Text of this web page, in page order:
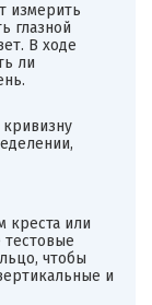
измерить
глазной
В ходе
ли
креста или
тестовые
чтобы
и